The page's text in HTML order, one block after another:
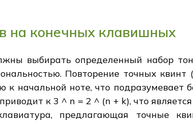
на конечных клавишных
выбирать определенный набор
Повторение точных
начальной ноте, что подразумевает
к 3 ^ n = 2 ^ (n + k), что
предлагающая точные